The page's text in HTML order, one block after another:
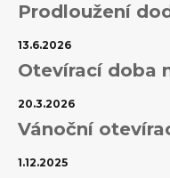
Prodloužení
13.6.2026
Otevírací doba
20.3.2026
Vánoční
1.12.2025